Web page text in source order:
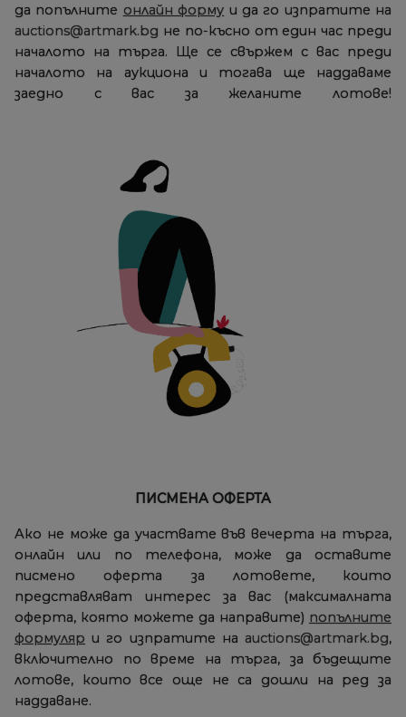
да попълните онлайн форму и да го изпратите на
auctions@artmark.bg не по-късно от един час преди
началото на търга. Ще се свържем с вас преди
началото на аукциона и тогава ще наддаваме
заедно с вас за желаните лотове!
ПИСМЕНА ОФЕРТА
Ако не може да участвате във вечерта на търга,
онлайн или по телефона, може да оставите
писмено оферта за лотовете, които
представляват интерес за вас (максималната
оферта, която можете да направите) попълните
формуляр и го изпратите на auctions@artmark.bg,
включително по време на търга, за бъдещите
лотове, които все още не са дошли на ред за
наддаване.